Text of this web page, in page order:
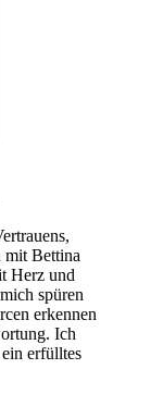
mit Bettina
Herz und
spüren
erkennen
Ich
erfülltes